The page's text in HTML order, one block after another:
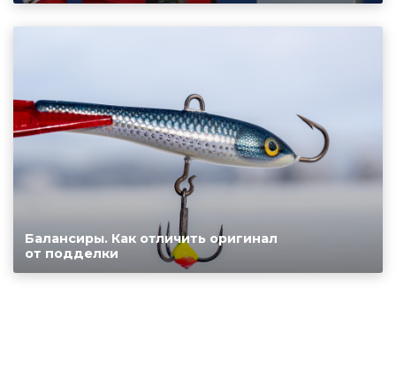
Балансиры. Как отличить оригинал
от подделки